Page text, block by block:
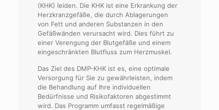
(KHK) leiden. Die KHK ist eine Erkrankung der
Herzkranzgefäße, die durch Ablagerungen
von Fett und anderen Substanzen in den
Gefäßwänden verursacht wird. Dies führt zu
einer Verengung der Blutgefäße und einem
eingeschränkten Blutfluss zum Herzmuskel.
Das Ziel des DMP-KHK ist es, eine optimale
Versorgung für Sie zu gewährleisten, indem
die Behandlung auf Ihre individuellen
Bedürfnisse und Risikofaktoren abgestimmt
wird. Das Programm umfasst regelmäßige